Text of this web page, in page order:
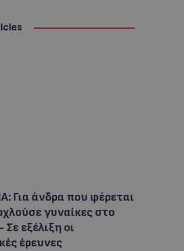
Για άνδρα που φέρεται
γυναίκες στο
εξέλιξη οι
έρευνες